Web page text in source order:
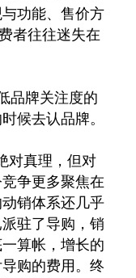
功能、售价方
者往往迷失在
品牌关注度的
候去认品牌。
对真理，但对
争更多聚焦在
销体系还几乎
驻了导购，销
算帐，增长的
购的费用。终